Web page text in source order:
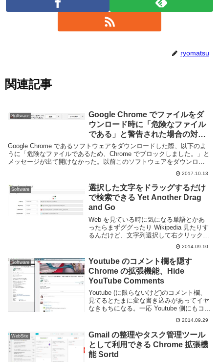
ryomatsu
関連記事
Software
Google Chrome でファイルをダ
ウンロード時に「危険なファイル
である」と警告された場合の対処
方法
Google Chrome であるソフトウェアをダウンロードした際、以下のよ
うに「危険なファイルであるため、Chrome でブロックしました。」と
メッセージが出て開けなかった。以前このソフトウェアをダウンロー
2017.10.13
Software
選択した文字をドラッグするだけ
で検索できる Yet Another Drag
and Go
Web を見ている時に気になる単語とかあ
ったらまずググったり Wikipedia 見たりす
るんだけど、文字列選択して右クリックし
て検索を選ぶってのが結構面倒臭い。それ
にデフォルトの検索エンジンしか利用でき
ないので検索対象の Web サービス...
2014.09.10
Software
Youtube のコメント欄を隠す
Chrome の拡張機能、Hide
YouTube Comments
Youtube (に限らないけど)のコメント欄、
見てるとたまに変な書き込みがあってイヤ
なきもちになる。一応 Youtube 側にもコメ
ントの評価機能的なものがあってあまり酷
いものはワンクリック置かないと見れない
ようにはなっているのだがそれで...
2014.09.29
WebSite
Gmail の整理やタスク管理ツール
として利用できる Chrome 拡張機
能 Sortd